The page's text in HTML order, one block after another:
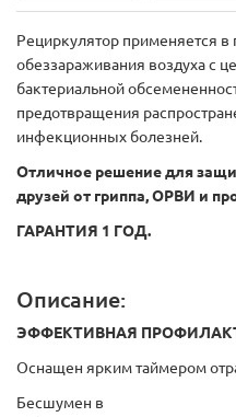
Рециркулятор применяется
обеззараживания воздуха с
бактериальной
предотвращения
инфекционных болезней.
Отличное решение для
друзей от гриппа, ОРВИ и
ГАРАНТИЯ 1 ГОД.
Описание:
ЭФФЕКТИВНАЯ
Оснащен ярким таймером
Беcшумен в